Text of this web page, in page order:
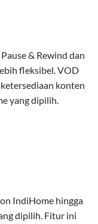
Fiber To The
ke rumah
tetap lancar.
& Rewind dan
fleksibel. VOD
konten
yang dipilih.
IndiHome hingga
dipilih. Fitur ini